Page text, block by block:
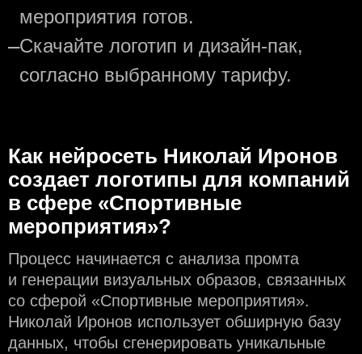
мероприятия готов.
—Скачайте логотип и дизайн-пак,
согласно выбранному тарифу.
Как нейросеть Николай Иронов
создаeт логотипы для компаний
в сфере «Спортивные
мероприятия»?
Процесс начинается с анализа промта
и генерации визуальных образов, связанных
со сферой «Спортивные мероприятия».
Николай Иронов использует обширную базу
данных, чтобы сгенерировать уникальные